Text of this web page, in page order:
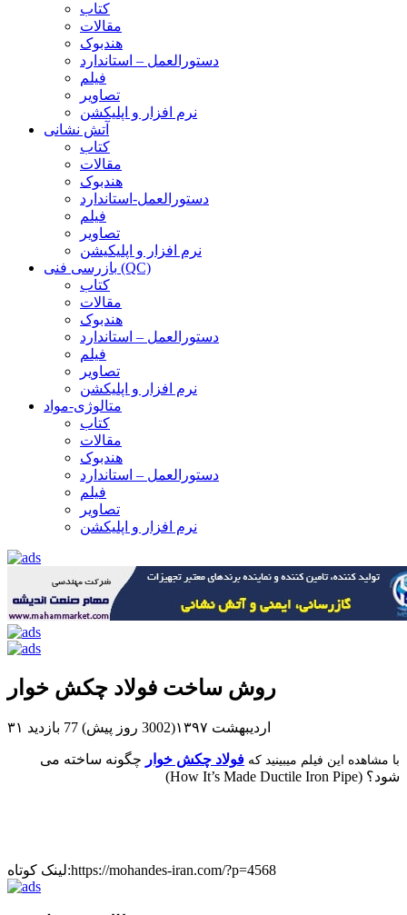
کتاب
مقالات
هندبوک
دستورالعمل – استاندارد
فیلم
تصاویر
نرم افزار و اپلیکشن
آتش نشانی
کتاب
مقالات
هندبوک
دستورالعمل-استاندارد
فیلم
تصاویر
نرم افزار و اپلیکیشن
بازرسی فنی (QC)
کتاب
مقالات
هندبوک
دستورالعمل – استاندارد
فیلم
تصاویر
نرم افزار و اپلیکشن
متالوژی-مواد
کتاب
مقالات
هندبوک
دستورالعمل – استاندارد
فیلم
تصاویر
نرم افزار و اپلیکشن
روش ساخت فولاد چکش خوار
۳۱ اردیبهشت ۱۳۹۷(3002 روز پیش) 77 بازدید
با مشاهده این فیلم میبینید که فولاد چکش خوار چگونه ساخته می
شود؟ (How It’s Made Ductile Iron Pipe)
لینک کوتاه:https://mohandes-iran.com/?p=4568